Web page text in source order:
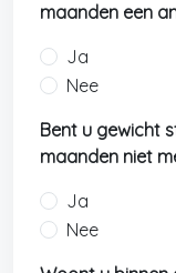
maanden een
Ja
Nee
Bent u gewicht
maanden niet
Ja
Nee